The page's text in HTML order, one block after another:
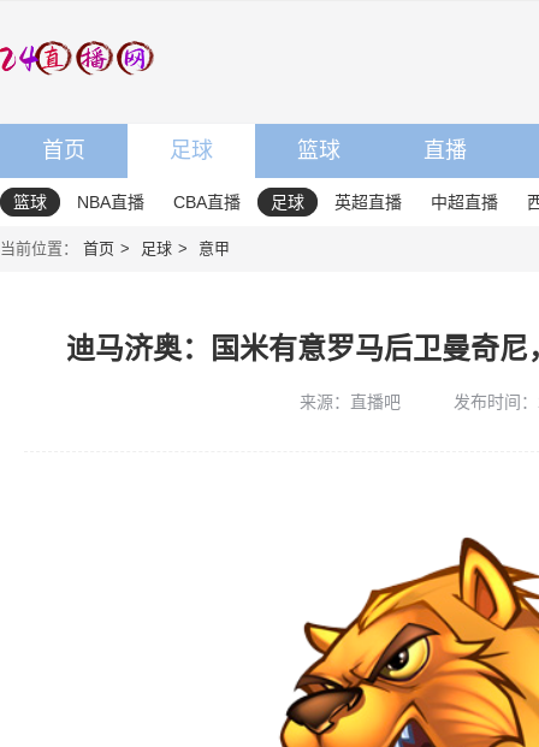
首页 足球 篮球 直播
篮球 NBA直播 CBA直播 足球 英超直播 中超直播
当前位置： 首页 足球 意甲
迪马济奥：国米有意罗马后卫曼奇
来源：直播吧 发布时间